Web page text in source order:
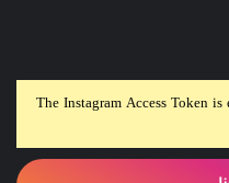
The Instagram Access Token